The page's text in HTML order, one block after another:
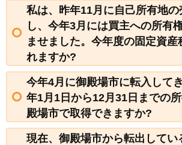
私は、昨年11月に自己所有地
し、今年3月には買主への所有
ませました。今年度の固定資産
れますか?
今年4月に御殿場市に転入して
年1月1日から12月31日までの
殿場市で取得できますか?
現在、御殿場市から転出してい